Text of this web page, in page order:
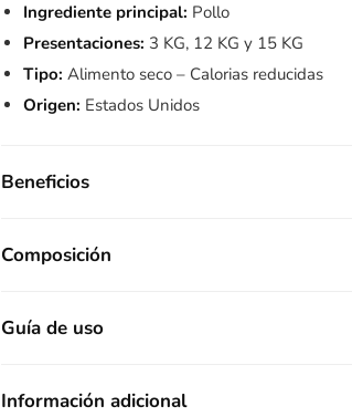
Ingrediente principal: Pollo
Presentaciones: 3 KG, 12 KG y 15 KG
Tipo: Alimento seco – Calorias reducidas
Origen: Estados Unidos
Beneficios
Composición
Guía de uso
Información adicional